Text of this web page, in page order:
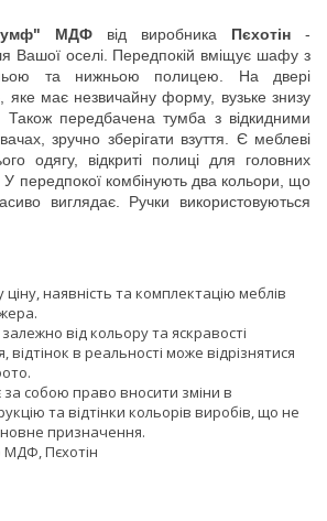
МДФвід виробника Пєхотін-
Вашої оселі. Передпокій вміщує шафу з
та нижньою полицею. На двері
яке має незвичайну форму, вузьке знизу
передбачена тумба з відкидними
зручно зберігати взуття. Є меблеві
одягу, відкриті полиці для головних
У передпокої комбінують два кольори, що
виглядає. Ручки використовуються
наявність та комплектацію меблів
від кольору та яскравості
в реальності може відрізнятися
собою право вносити зміни в
та відтінки кольорів виробів, що не
призначення.